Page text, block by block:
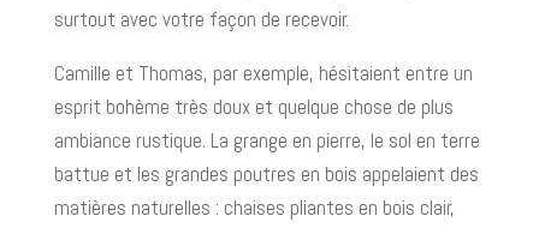
surtout avec votre façon de recevoir.
Camille et Thomas, par exemple, hésitaient entre un
esprit bohème très doux et quelque chose de plus
ambiance rustique. La grange en pierre, le sol en terre
battue et les grandes poutres en bois appelaient des
matières naturelles : chaises pliantes en bois clair,